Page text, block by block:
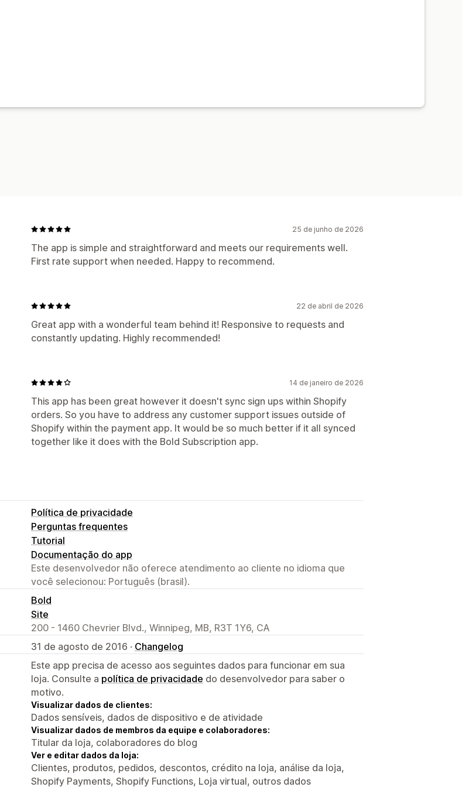
25 de junho de 2026
The app is simple and straightforward and meets our requirements well.
First rate support when needed. Happy to recommend.
22 de abril de 2026
Great app with a wonderful team behind it! Responsive to requests and
constantly updating. Highly recommended!
14 de janeiro de 2026
This app has been great however it doesn't sync sign ups within Shopify
orders. So you have to address any customer support issues outside of
Shopify within the payment app. It would be so much better if it all synced
together like it does with the Bold Subscription app.
Política de privacidade
Perguntas frequentes
Tutorial
Documentação do app
Este desenvolvedor não oferece atendimento ao cliente no idioma que
você selecionou: Português (brasil).
Bold
Site
200 - 1460 Chevrier Blvd., Winnipeg, MB, R3T 1Y6, CA
31 de agosto de 2016 · Changelog
Este app precisa de acesso aos seguintes dados para funcionar em sua
loja. Consulte a política de privacidade do desenvolvedor para saber o
motivo.
Visualizar dados de clientes:
Dados sensíveis, dados de dispositivo e de atividade
Visualizar dados de membros da equipe e colaboradores:
Titular da loja, colaboradores do blog
Ver e editar dados da loja:
Clientes, produtos, pedidos, descontos, crédito na loja, análise da loja,
Shopify Payments, Shopify Functions, Loja virtual, outros dados